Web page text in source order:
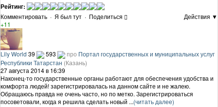
Рейтинг:
Комментировать · Я был тут · Поделиться
Действия ▼
+11
Lily World 39 593 про Портал государственных и муниципальных услуг
Республики Татарстан (Казань)
27 августа 2014 в 16:39
Наконец-то государственные органы работают для обеспечения удобства и
комфорта людей! зарегистрировалась на данном сайте и не жалею.
Обращаюсь правда не очень часто, но по метко. Зарегистрироваться
посоветовали, когда я решила сделать новый ...(читать далее)